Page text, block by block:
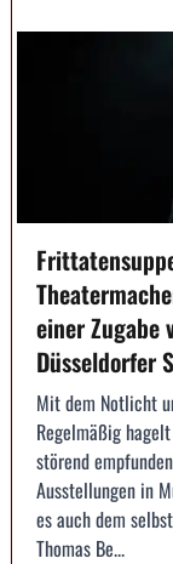
einer Zugabe
Düsseldorfer
Mit dem Notlicht
Regelmäßig
störend
Ausstellungen in
es auch dem
Thomas Be...